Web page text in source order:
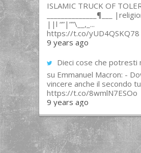
ISLAMIC TRUCK OF
______________¶___
||l “”|””\__,_...
https://t.co/yUD4QSKQ78
9 years ago
Dieci cose che potresti
su Emmanuel Macron: -
vincere anche il secondo
https://t.co/8wmlN7ESOo
9 years ago